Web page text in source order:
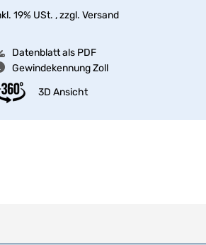
19% USt. , zzgl. Versand
Datenblatt als PDF
Gewindekennung Zoll
3D Ansicht